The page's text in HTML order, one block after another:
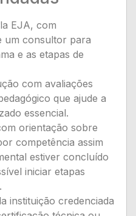
EJA, com
um consultor para
e as etapas de
com avaliações
que ajude a
essencial.
orientação sobre
competência assim
estiver concluído
iniciar etapas
instituição credenciada